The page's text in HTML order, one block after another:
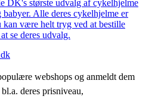
DK's største udvalg af cykelhjelme
Alle deres cykelhjelme er
være helt tryg ved at bestille
se deres udvalg.
webshops og anmeldt dem
deres prisniveau,